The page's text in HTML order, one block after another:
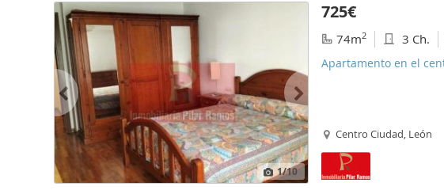
1/10
725€
74m2 3 Ch.
Apartamento en el
Centro Ciudad, León